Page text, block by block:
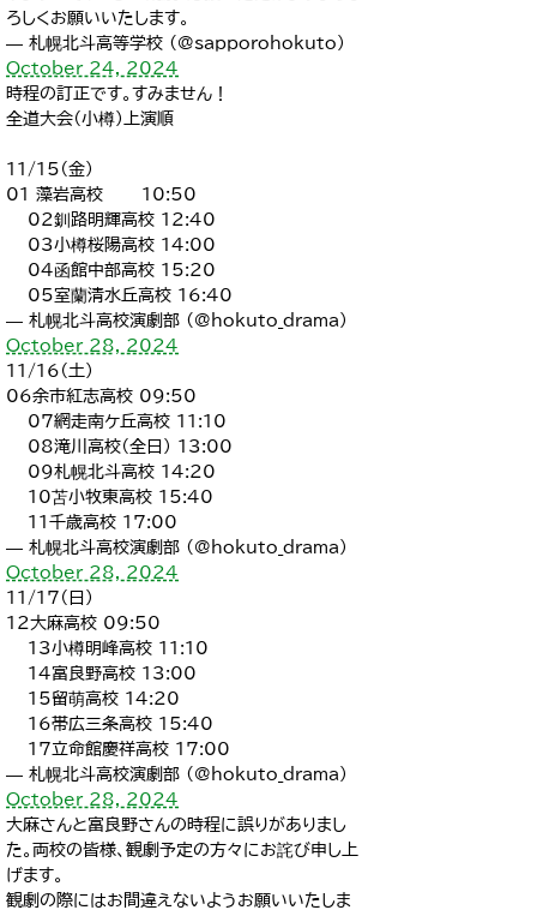
ろしくお願いいたします。
— 札幌北斗高等学校 (@sapporohokuto)
October 24, 2024
時程の訂正です。すみません！
全道大会（小樽）上演順
11/15（金）
01 藻岩高校 10:50
02釧路明輝高校 12:40
03小樽桜陽高校 14:00
04函館中部高校 15:20
05室蘭清水丘高校 16:40
— 札幌北斗高校演劇部 (@hokuto_drama)
October 28, 2024
11/16（土）
06余市紅志高校 09:50
07網走南ケ丘高校 11:10
08滝川高校（全日） 13:00
09札幌北斗高校 14:20
10苫小牧東高校 15:40
11千歳高校 17:00
— 札幌北斗高校演劇部 (@hokuto_drama)
October 28, 2024
11/17（日）
12大麻高校 09:50
13小樽明峰高校 11:10
14富良野高校 13:00
15留萌高校 14:20
16帯広三条高校 15:40
17立命館慶祥高校 17:00
— 札幌北斗高校演劇部 (@hokuto_drama)
October 28, 2024
大麻さんと富良野さんの時程に誤りがありまし
た。両校の皆様、観劇予定の方々にお詫び申し上
げます。
観劇の際にはお間違えないようお願いいたしま